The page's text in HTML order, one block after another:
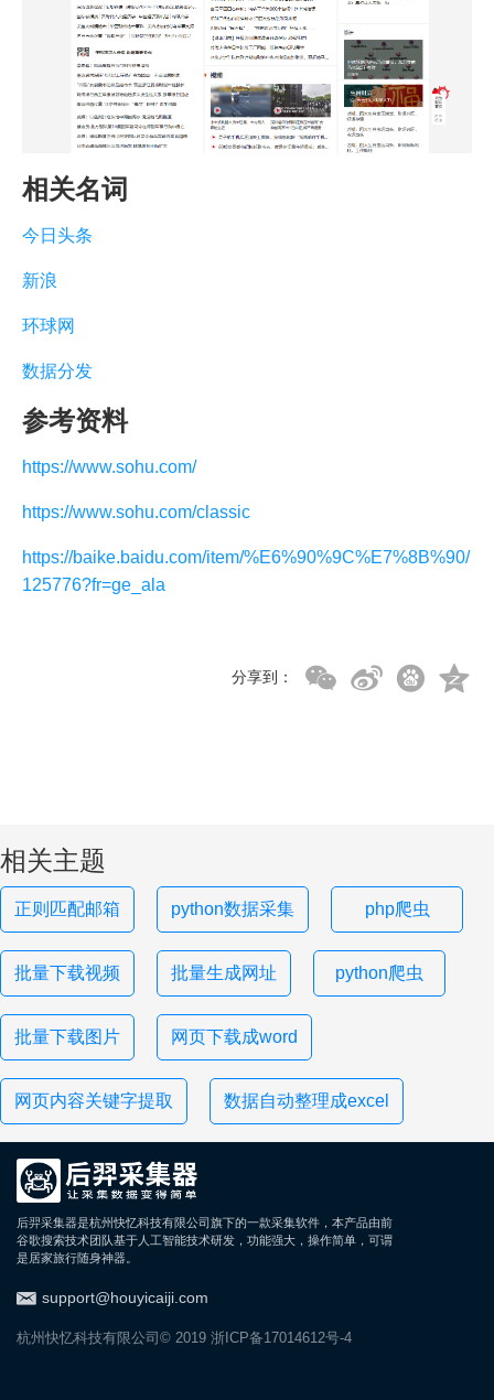
相关名词
今日头条
新浪
环球网
数据分发
参考资料
https://www.sohu.com/
https://www.sohu.com/classic
https://baike.baidu.com/item/%E6%90%9C%E7%8B%90/
125776?fr=ge_ala
分享到：
相关主题
正则匹配邮箱 python数据采集 php爬虫
批量下载视频 批量生成网址 python爬虫
批量下载图片 网页下载成word
网页内容关键字提取 数据自动整理成excel
后羿采集器是杭州快忆科技有限公司旗下的一款采集软件，本产品由前
谷歌搜索技术团队基于人工智能技术研发，功能强大，操作简单，可谓
是居家旅行随身神器。
support@houyicaiji.com
杭州快忆科技有限公司© 2019 浙ICP备17014612号-4